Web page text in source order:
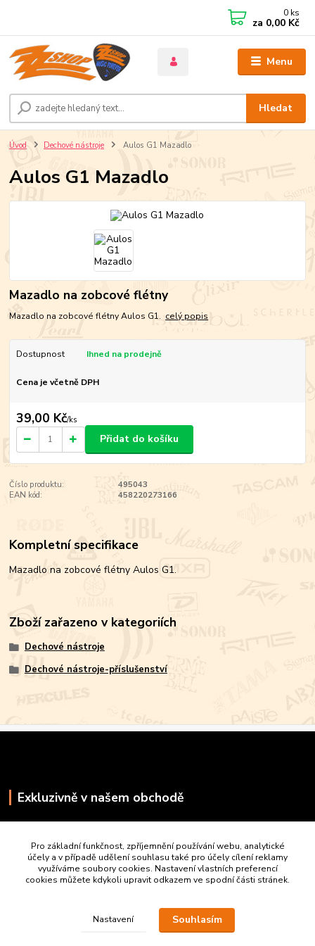
Menu
Hledat
0 ks
za 0,00 Kč
Úvod Dechové nástroje Aulos G1 Mazadlo
Aulos G1 Mazadlo
Mazadlo na zobcové flétny
Mazadlo na zobcové flétny Aulos G1. celý popis
Dostupnost Ihned na prodejně
Cena je včetně DPH
39,00 Kč/ks
Přidat do košíku
Číslo produktu:
495043
EAN kód:
458220273166
Kompletní specifikace
Mazadlo na zobcové flétny Aulos G1.
Zboží zařazeno v kategoriích
Dechové nástroje
Dechové nástroje-příslušenství
Exkluzivně v našem obchodě
Pro základní funkčnost, zpříjemnění používání webu, analytické
účely a v případě udělení souhlasu také pro účely cílení reklamy
využíváme soubory cookies. Nastavení vlastních preferencí
cookies můžete kdykoli upravit odkazem ve spodní části stránek.
Nastavení Souhlasím